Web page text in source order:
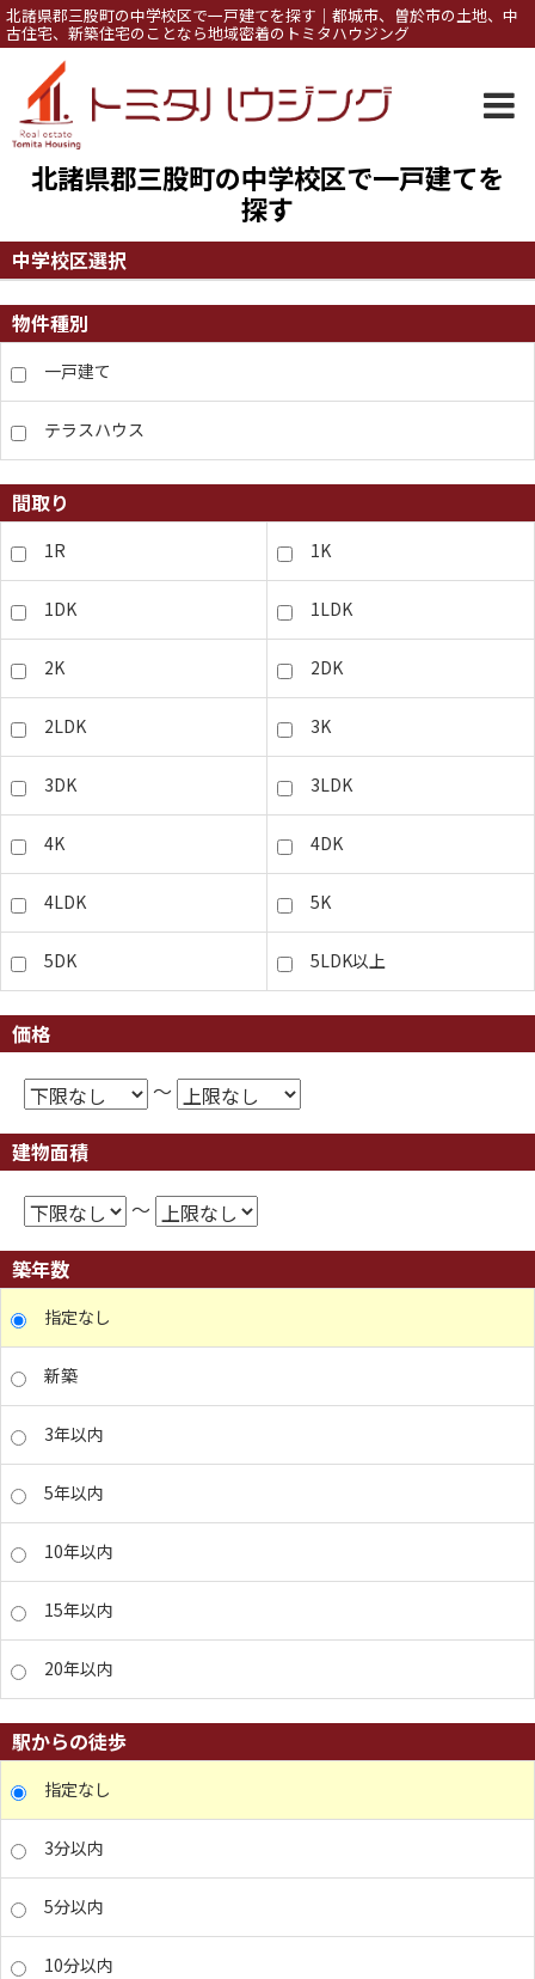
北諸県郡三股町の中学校区で一戸建てを探す｜都城市、曽於市の土地、中
古住宅、新築住宅のことなら地域密着のトミタハウジング
北諸県郡三股町の中学校区で一戸建てを
探す
中学校区選択
物件種別
一戸建て
テラスハウス
間取り
1R 1K
1DK 1LDK
2K 2DK
2LDK 3K
3DK 3LDK
4K 4DK
4LDK 5K
5DK 5LDK以上
価格
～
建物面積
～
築年数
指定なし
新築
3年以内
5年以内
10年以内
15年以内
20年以内
駅からの徒歩
指定なし
3分以内
5分以内
10分以内